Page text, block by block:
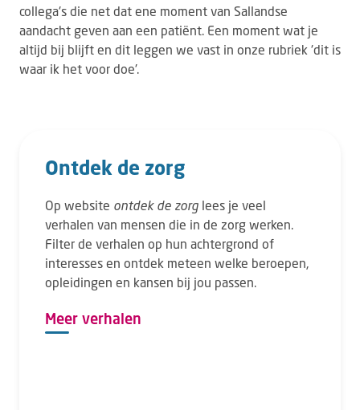
collega's die net dat ene moment van Sallandse
aandacht geven aan een patiënt. Een moment wat je
altijd bij blijft en dit leggen we vast in onze rubriek 'dit is
waar ik het voor doe'.
Ontdek de zorg
Op website ontdek de zorg lees je veel
verhalen van mensen die in de zorg werken.
Filter de verhalen op hun achtergrond of
interesses en ontdek meteen welke beroepen,
opleidingen en kansen bij jou passen.
Meer verhalen